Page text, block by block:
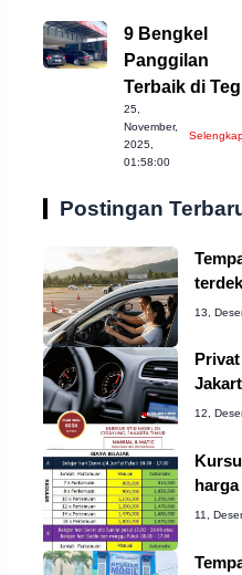
9 Bengkel
Panggilan
Terbaik di
untuk Mobil
Anda
25,
November,
2025,
01:58:00
Postingan
13,
12,
11,